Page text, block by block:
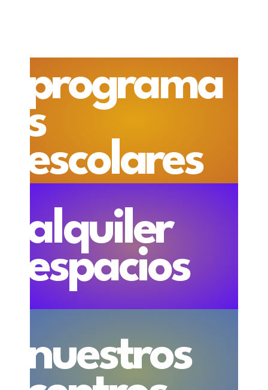
programa
s
escolares
alquiler
espacios
nuestros